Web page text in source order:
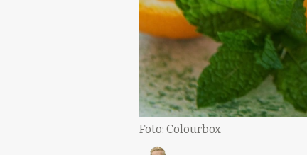
Foto: Colourbox